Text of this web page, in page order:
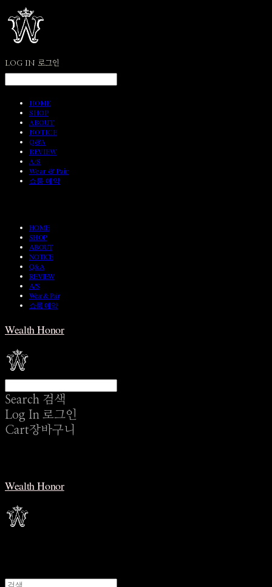
LOG IN 로그인
HOME
SHOP
ABOUT
NOTICE
Q&A
REVIEW
A/S
Wear & Pair
쇼룸 예약
HOME
SHOP
ABOUT
NOTICE
Q&A
REVIEW
A/S
Wear & Pair
쇼룸 예약
Wealth Honor
Search 검색
Log In 로그인
Cart장바구니
Wealth Honor